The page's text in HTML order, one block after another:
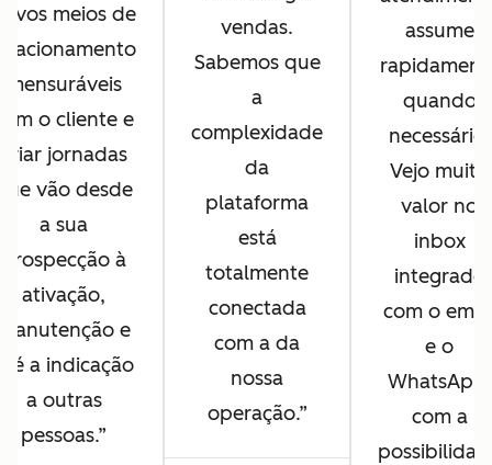
meios de
mensuráveis
o cliente e
criar jornadas
vão desde
a sua
prospecção à
ativação,
e
a indicação
a outras
pessoas.
vendas.
Sabemos que
a
complexidade
da
plataforma
está
totalmente
conectada
com a da
nossa
operação.
assume
quando
necessário.
Vejo muito
valor no
inbox
integrado
com o
e o
WhatsApp,
com a